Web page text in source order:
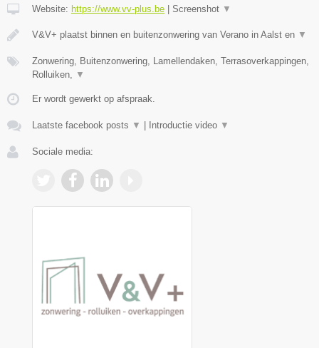
Website: https://www.vv-plus.be | Screenshot ▼
V&V+ plaatst binnen en buitenzonwering van Verano in Aalst en ▼
Zonwering, Buitenzonwering, Lamellendaken, Terrasoverkappingen,
Rolluiken,
▼
Er wordt gewerkt op afspraak.
Laatste facebook posts ▼ | Introductie video ▼
Sociale media: